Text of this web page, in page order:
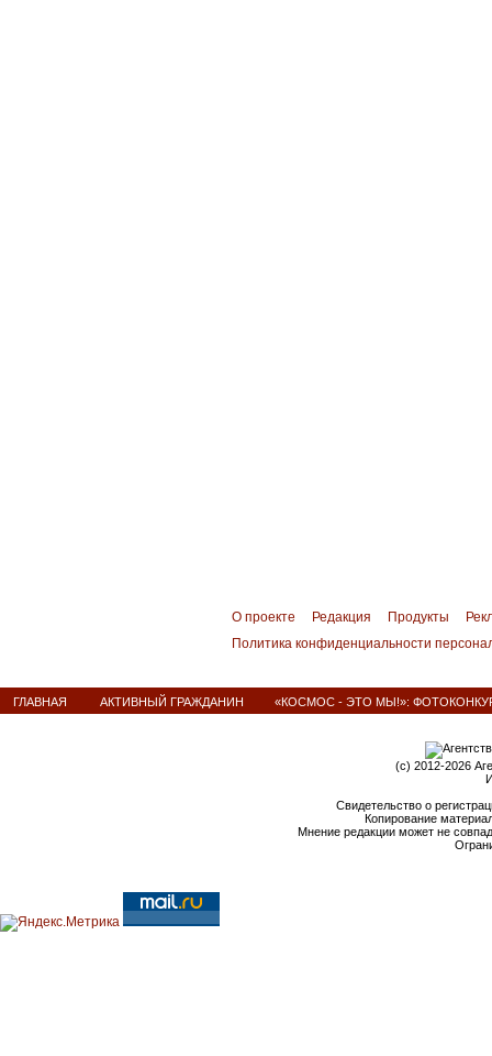
О проекте Редакция Продукты
Политика конфиденциальности
ГЛАВНАЯ АКТИВНЫЙ ГРАЖДАНИН «КОСМОС - ЭТО МЫ!»:
(c) 2012-2026
Свидетельство о
Копирование
Мнение редакции может не